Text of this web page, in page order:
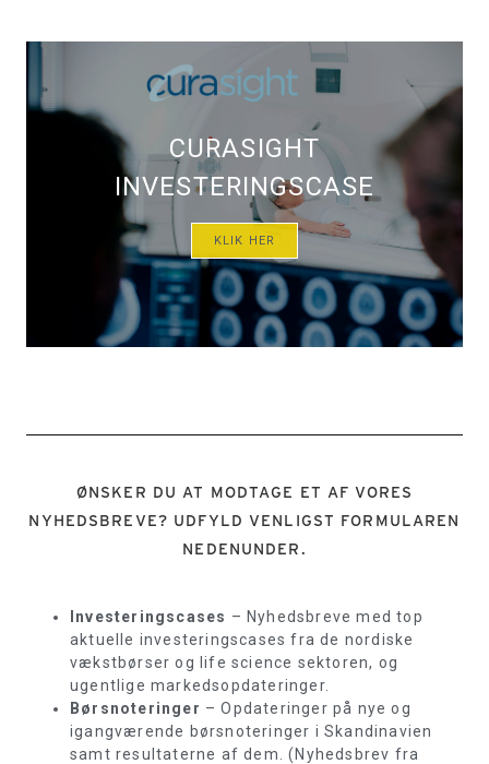
CURASIGHT
INVESTERINGSCASE
KLIK HER
ØNSKER DU AT MODTAGE ET AF VORES
NYHEDSBREVE? UDFYLD VENLIGST FORMULAREN
NEDENUNDER.
Investeringscases – Nyhedsbreve med top
aktuelle investeringscases fra de nordiske
vækstbørser og life science sektoren, og
ugentlige markedsopdateringer.
Børsnoteringer – Opdateringer på nye og
igangværende børsnoteringer i Skandinavien
samt resultaterne af dem. (Nyhedsbrev fra